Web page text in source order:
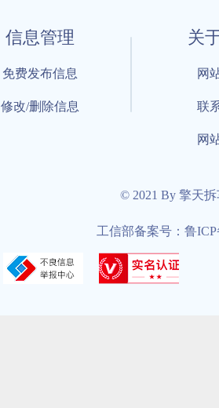
信息管理
免费发布信息
修改/删除信息
关
网
联
网
© 2021 By 擎天
工信部备案号：鲁